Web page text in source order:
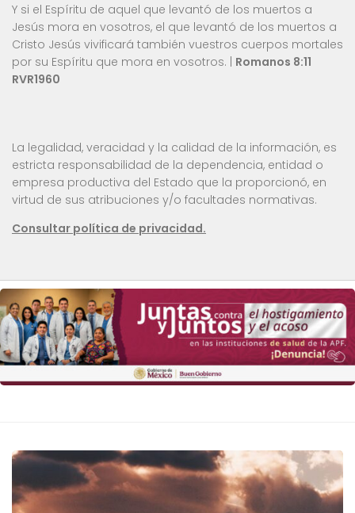
Y si el Espíritu de aquel que levantó de los muertos a
Jesús mora en vosotros, el que levantó de los muertos a
Cristo Jesús vivificará también vuestros cuerpos mortales
por su Espíritu que mora en vosotros. | Romanos 8:11
RVR1960
La legalidad, veracidad y la calidad de la información, es
estricta responsabilidad de la dependencia, entidad o
empresa productiva del Estado que la proporcionó, en
virtud de sus atribuciones y/o facultades normativas.
Consultar política de privacidad.